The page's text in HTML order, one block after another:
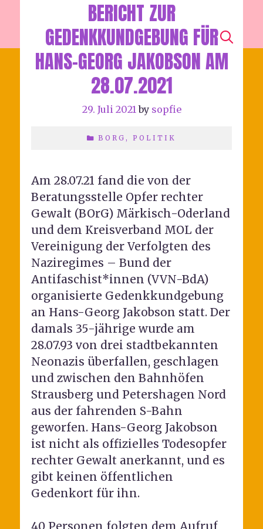
HORTE
Menu
BERICHT ZUR
GEDENKKUNDGEBUNG FÜR
HANS-GEORG JAKOBSON AM
28.07.2021
29. Juli 2021 by sopfie
BORG , POLITIK
Am 28.07.21 fand die von der
Beratungsstelle Opfer rechter
Gewalt (BOrG) Märkisch-Oderland
und dem Kreisverband MOL der
Vereinigung der Verfolgten des
Naziregimes – Bund der
Antifaschist*innen (VVN-BdA)
organisierte Gedenkkundgebung
an Hans-Georg Jakobson statt. Der
damals 35-jährige wurde am
28.07.93 von drei stadtbekannten
Neonazis überfallen, geschlagen
und zwischen den Bahnhöfen
Strausberg und Petershagen Nord
aus der fahrenden S-Bahn
geworfen. Hans-Georg Jakobson
ist nicht als offizielles Todesopfer
rechter Gewalt anerkannt, und es
gibt keinen öffentlichen
Gedenkort für ihn.